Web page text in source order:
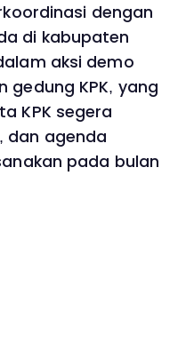
dengan
di kabupaten
aksi demo
KPK, yang
KPK segera
dan agenda
pada bulan